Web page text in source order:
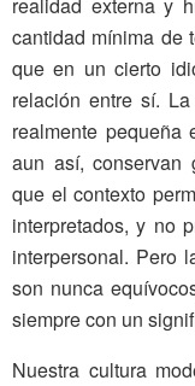
realidad externa y
cantidad mínima de
que en un cierto
relación entre sí.
realmente
aun así, conservan
que el contexto
interpretados, y no
interpersonal. Pero
son nunca
siempre con un
Nuestra cultura